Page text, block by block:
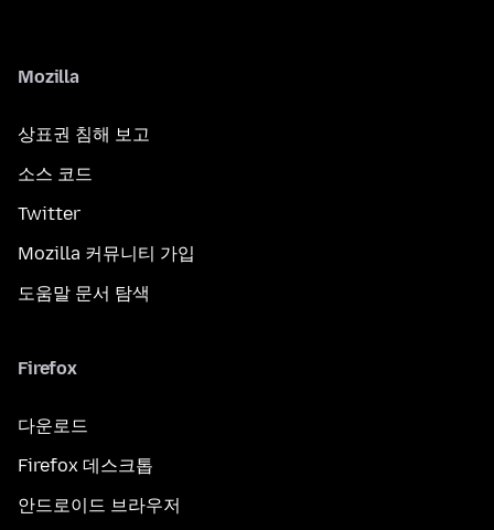
Mozilla
상표권 침해 보고
소스 코드
Twitter
Mozilla 커뮤니티 가입
도움말 문서 탐색
Firefox
다운로드
Firefox 데스크톱
안드로이드 브라우저